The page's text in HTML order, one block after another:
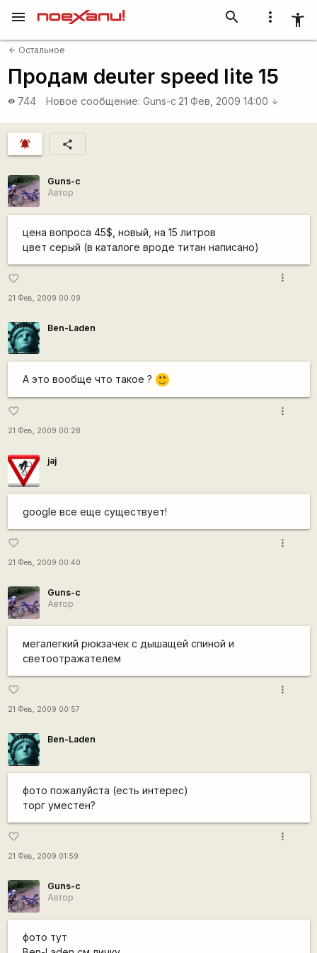
more_vert accessibility_new
search
menu
arrow_back Остальное
Продам deuter speed lite 15
visibility 744 Новое сообщение: Guns-c 21 Фев, 2009 14:00 arrow_downward
notifications_active share
Guns-c
Автор
цена вопроса 45$, новый, на 15 литров
цвет серый (в каталоге вроде титан написано)
favorite_border
21 Фев, 2009 00:09
more_vert
Ben-Laden
А это вообще что такое ? :)
favorite_border
21 Фев, 2009 00:28
more_vert
jaj
google все еще существует!
favorite_border
21 Фев, 2009 00:40
more_vert
Guns-c
Автор
мегалегкий рюкзачек с дышащей спиной и
светоотражателем
favorite_border
21 Фев, 2009 00:57
more_vert
Ben-Laden
фото пожалуйста (есть интерес)
торг уместен?
favorite_border
21 Фев, 2009 01:59
more_vert
Guns-c
Автор
фото тут